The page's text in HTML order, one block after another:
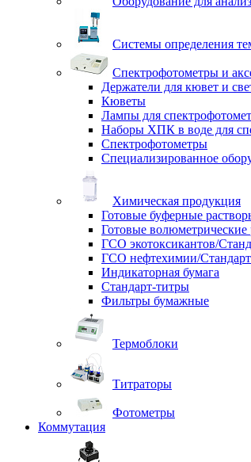
Системы определения
Спектрофотометры и
Держатели для кювет и
Кюветы
Лампы для
Наборы ХПК в воде для
Спектрофотометры
Специализированное
Химическая продукция
Готовые буферные
Готовые волюметрические
ГСО экотоксикантов/
ГСО нефтехимии/
Индикаторная бумага
Стандарт-титры
Фильтры бумажные
Термоблоки
Титраторы
Фотометры
Коммутация